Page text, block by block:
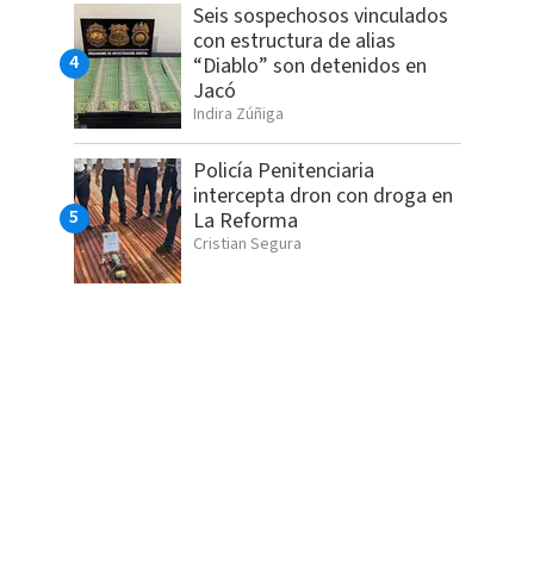
Seis sospechosos vinculados
con estructura de alias
“Diablo” son detenidos en
Jacó
Indira Zúñiga
Policía Penitenciaria
intercepta dron con droga en
La Reforma
Cristian Segura